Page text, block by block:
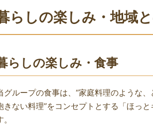
らしの楽しみ・地域
らしの楽しみ・食事
グループの食事は、“家庭料理のような
きない料理”をコンセプトとする「ほっ